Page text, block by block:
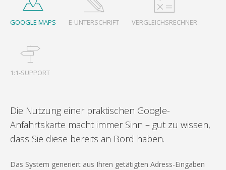
GOOGLE MAPS E-UNTERSCHRIFT VERGLEICHSRECHNER
1:1-SUPPORT
Die Nutzung einer praktischen Google-
Anfahrtskarte macht immer Sinn – gut zu wissen,
dass Sie diese bereits an Bord haben.
Das System generiert aus Ihren getätigten Adress-Eingaben